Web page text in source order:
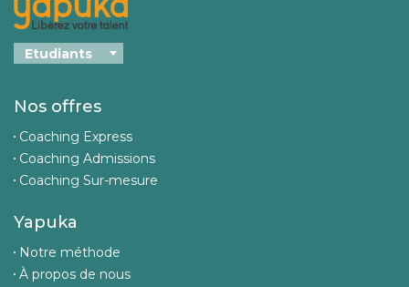
Nos offres
Coaching Express
Coaching Admissions
Coaching Sur-mesure
Yapuka
Notre méthode
À propos de nous